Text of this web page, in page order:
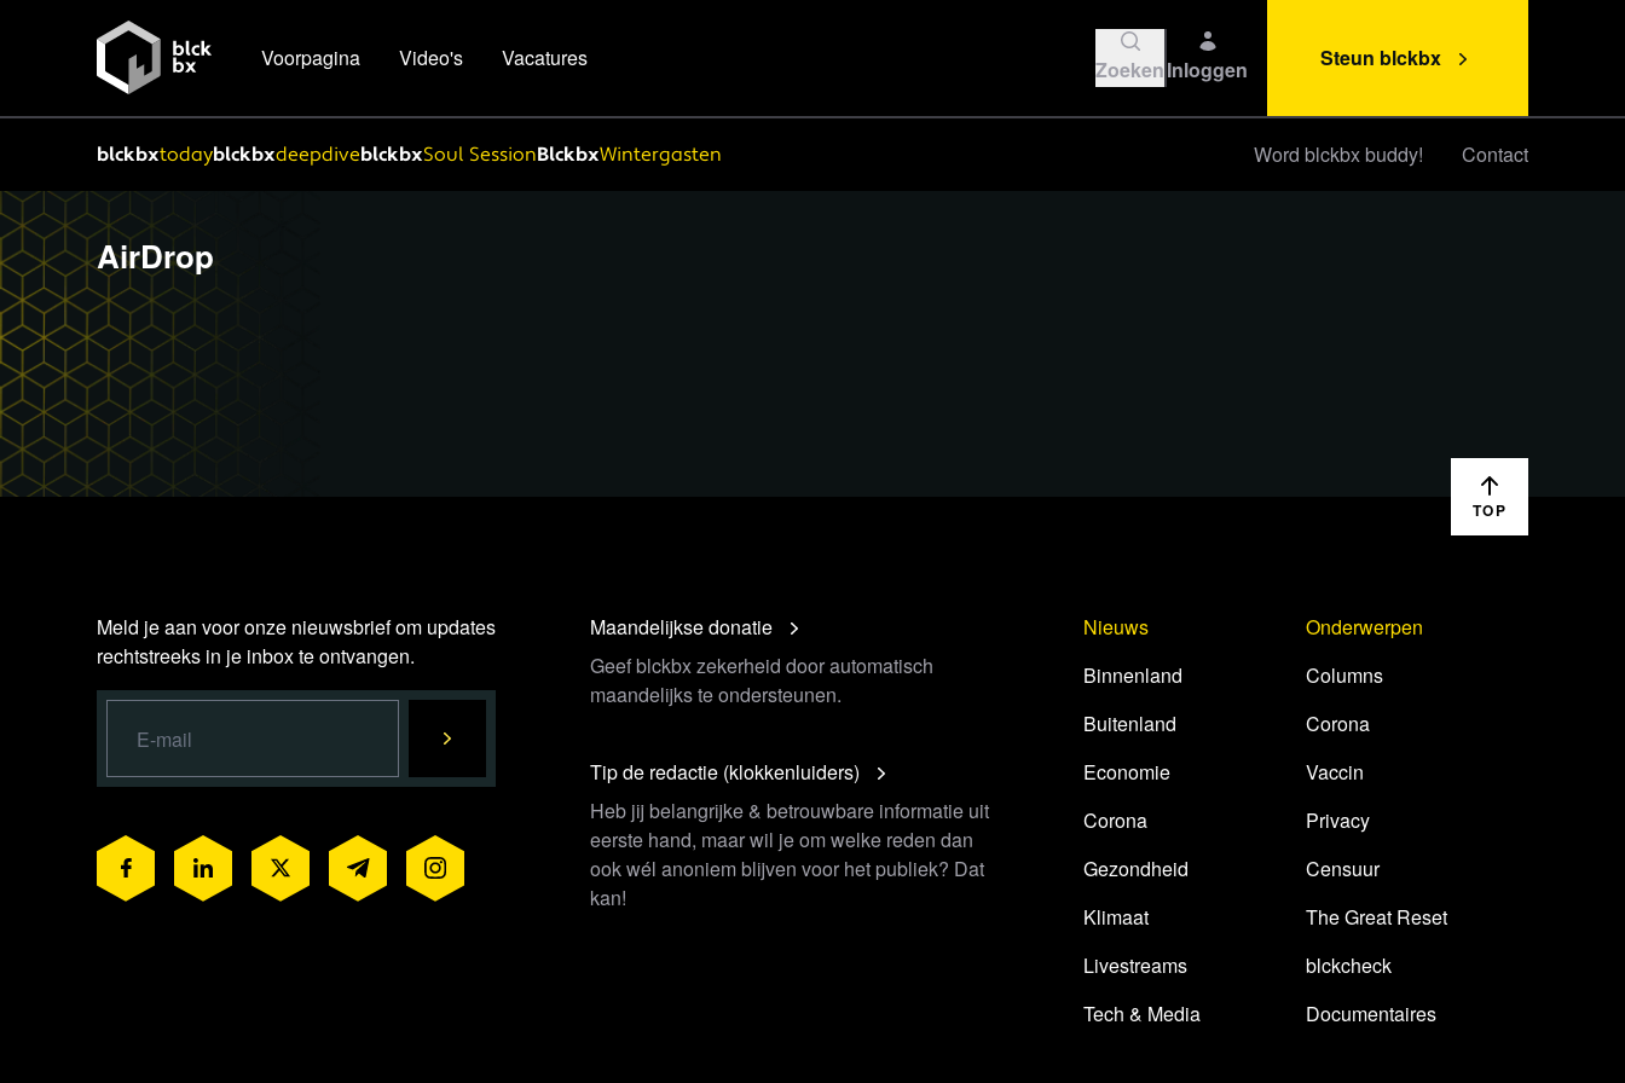
Voorpagina Video's Vacatures ZoekenInloggen Steun blckbx
blckbxtodayblckbxdeepdiveblckbxSoul SessionBlckbxWintergasten Word blckbx buddy! Contact
AirDrop
TOP
Meld je aan voor onze nieuwsbrief om updates
rechtstreeks in je inbox te ontvangen.
Maandelijkse donatie
Geef blckbx zekerheid door automatisch
maandelijks te ondersteunen.
Tip de redactie (klokkenluiders)
Heb jij belangrijke & betrouwbare informatie uit
eerste hand, maar wil je om welke reden dan
ook wél anoniem blijven voor het publiek? Dat
kan!
Nieuws
Binnenland
Buitenland
Economie
Corona
Gezondheid
Klimaat
Livestreams
Tech & Media
Onderwerpen
Columns
Corona
Vaccin
Privacy
Censuur
The Great Reset
blckcheck
Documentaires